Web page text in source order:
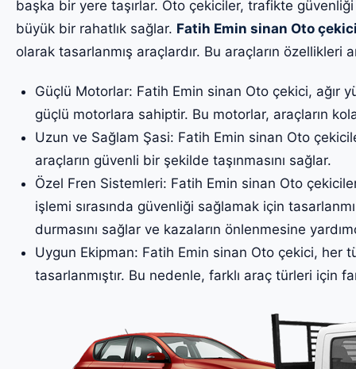
başka bir yere taşırlar. Oto çekiciler, trafikte
büyük bir rahatlık sağlar. Fatih Emin sinan Oto
olarak tasarlanmış araçlardır. Bu araçların özellikleri
Güçlü Motorlar: Fatih Emin sinan Oto çekici, ağır
güçlü motorlara sahiptir. Bu motorlar, araçların
Uzun ve Sağlam Şasi: Fatih Emin sinan Oto
araçların güvenli bir şekilde taşınmasını sağlar.
Özel Fren Sistemleri: Fatih Emin sinan Oto
işlemi sırasında güvenliği sağlamak için
durmasını sağlar ve kazaların önlenmesine
Uygun Ekipman: Fatih Emin sinan Oto çekici, her
tasarlanmıştır. Bu nedenle, farklı araç türleri için